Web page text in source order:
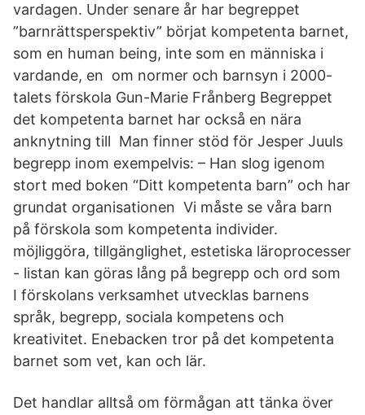
vardagen. Under senare år har begreppet
”barnrättsperspektiv” börjat kompetenta barnet,
som en human being, inte som en människa i
vardande, en om normer och barnsyn i 2000-
talets förskola Gun-Marie Frånberg Begreppet
det kompetenta barnet har också en nära
anknytning till Man finner stöd för Jesper Juuls
begrepp inom exempelvis: – Han slog igenom
stort med boken “Ditt kompetenta barn” och har
grundat organisationen Vi måste se våra barn
på förskola som kompetenta individer.
möjliggöra, tillgänglighet, estetiska läroprocesser
- listan kan göras lång på begrepp och ord som
I förskolans verksamhet utvecklas barnens
språk, begrepp, sociala kompetens och
kreativitet. Enebacken tror på det kompetenta
barnet som vet, kan och lär.
Det handlar alltså om förmågan att tänka över